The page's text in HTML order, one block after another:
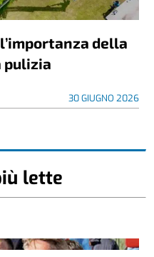
della
pulizia
30 GIUGNO 2026
lette